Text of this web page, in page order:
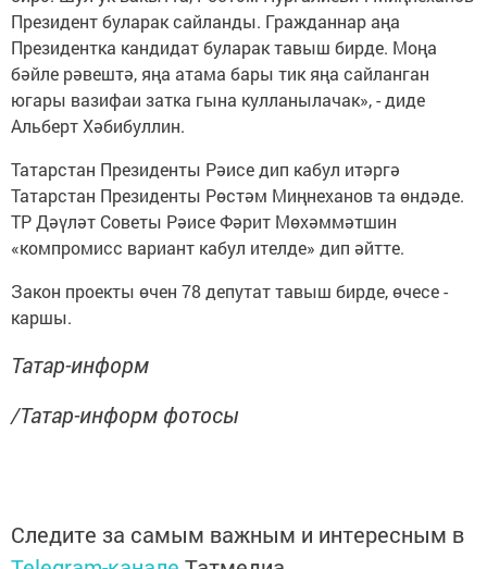
Президент буларак сайланды. Гражданнар аңа
Президентка кандидат буларак тавыш бирде. Моңа
бәйле рәвештә, яңа атама бары тик яңа сайланган
югары вазифаи затка гына кулланылачак», - диде
Альберт Хәбибуллин.
Татарстан Президенты Рәисе дип кабул итәргә
Татарстан Президенты Рөстәм Миңнеханов та өндәде.
ТР Дәүләт Советы Рәисе Фәрит Мөхәммәтшин
«компромисс вариант кабул ителде» дип әйтте.
Закон проекты өчен 78 депутат тавыш бирде, өчесе -
каршы.
Татар-информ
/Татар-информ фотосы
Следите за самым важным и интересным в